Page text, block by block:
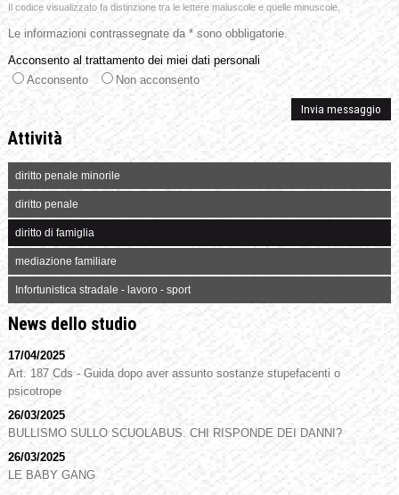
Il codice visualizzato fa distinzione tra le lettere maiuscole e quelle minuscole.
Le informazioni contrassegnate da * sono obbligatorie.
Acconsento al trattamento dei miei dati personali
Acconsento
Non acconsento
Attività
diritto penale minorile
diritto penale
diritto di famiglia
mediazione familiare
Infortunistica stradale - lavoro - sport
News dello studio
17/04/2025
Art. 187 Cds - Guida dopo aver assunto sostanze stupefacenti o
psicotrope
26/03/2025
BULLISMO SULLO SCUOLABUS. CHI RISPONDE DEI DANNI?
26/03/2025
LE BABY GANG